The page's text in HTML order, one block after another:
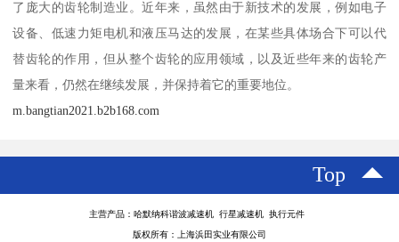
了庞大的齿轮制造业。近年来，虽然由于新技术的发展，例如电子
设备、低速力矩电机和液压马达的发展，在某些具体场合下可以代
替齿轮的作用，但从整个齿轮的应用领域，以及近些年来的齿轮产
量来看，仍然在继续发展，并保持着它的重要地位。
m.bangtian2021.b2b168.com
Top
主营产品：哈默纳科谐波减速机 行星减速机 执行元件
版权所有：上海浜田实业有限公司